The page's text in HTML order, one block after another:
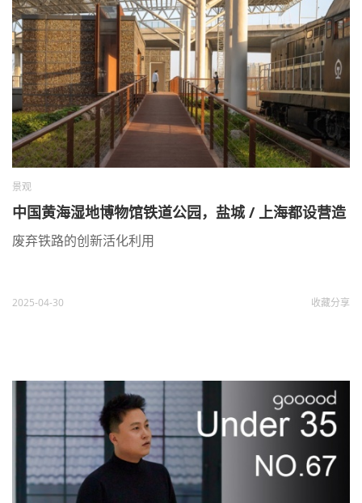
景观
中国黄海湿地博物馆铁道公园，盐城 / 上海都设营造
废弃铁路的创新活化利用
2025-04-30 收藏分享